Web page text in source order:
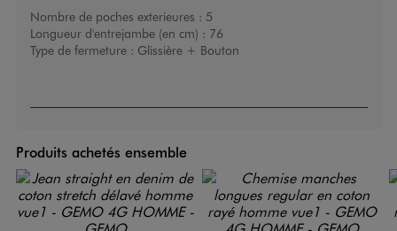
Nombre de poches exterieures : 5
Longueur d'entrejambe (en cm) : 76
Type de fermeture : Glissière + Bouton
Produits achetés ensemble